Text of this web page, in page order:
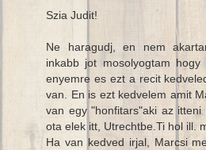
Szia Judit!
Ne haragudj, en nem
inkabb jot mosolyogtam
enyemre es ezt a recit
van. En is ezt kedvelem amit
van egy "honfitars"aki az
ota elek itt, Utrechtbe.Ti hol ill.
Ha van kedved irjal, Marcsi